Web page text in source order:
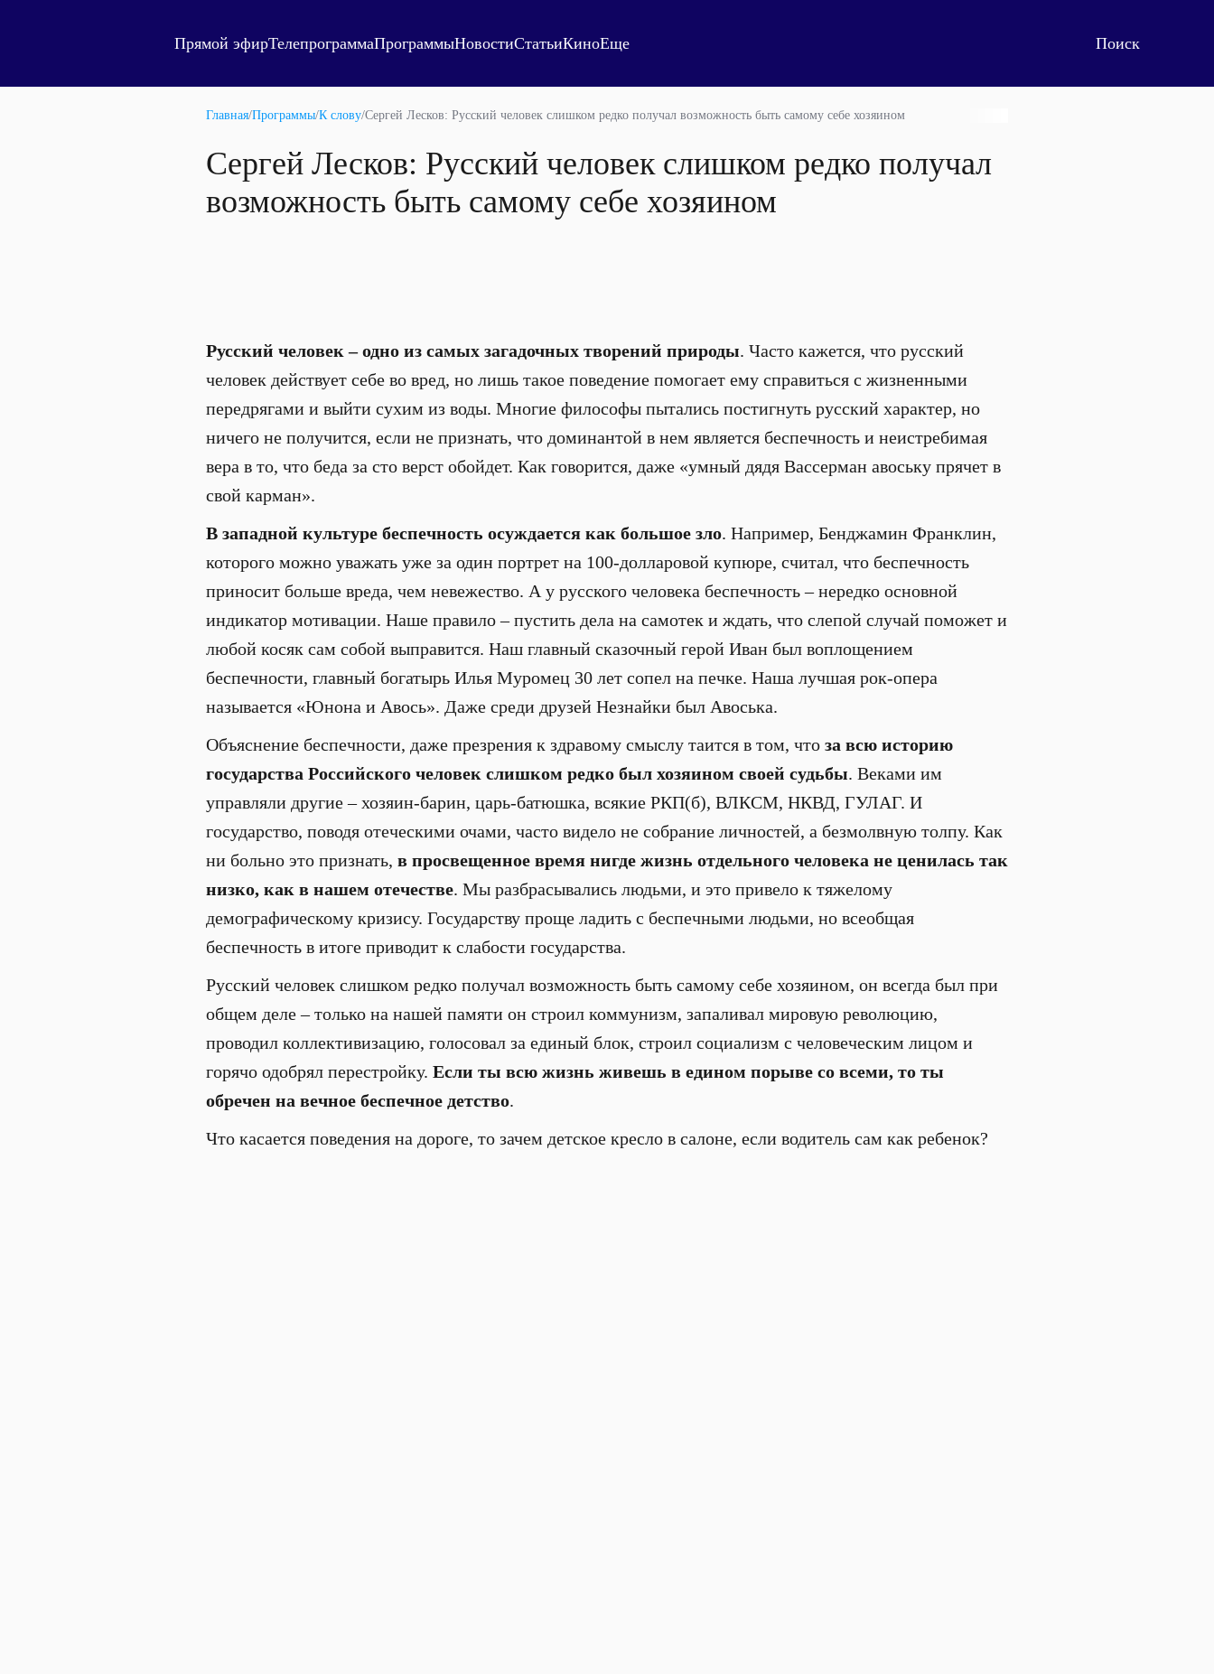
Прямой эфирТелепрограммаПрограммыНовостиСтатьиКиноЕще
Главная/Программы/К слову/Сергей Лесков: Русский человек слишком редко получал возможность быть самому себе хозяином
Сергей Лесков: Русский человек слишком редко получал
возможность быть самому себе хозяином
Русский человек – одно из самых загадочных творений природы. Часто кажется, что русский
человек действует себе во вред, но лишь такое поведение помогает ему справиться с жизненными
передрягами и выйти сухим из воды. Многие философы пытались постигнуть русский характер, но
ничего не получится, если не признать, что доминантой в нем является беспечность и неистребимая
вера в то, что беда за сто верст обойдет. Как говорится, даже «умный дядя Вассерман авоську прячет в
свой карман».
В западной культуре беспечность осуждается как большое зло. Например, Бенджамин Франклин,
которого можно уважать уже за один портрет на 100-долларовой купюре, считал, что беспечность
приносит больше вреда, чем невежество. А у русского человека беспечность – нередко основной
индикатор мотивации. Наше правило – пустить дела на самотек и ждать, что слепой случай поможет и
любой косяк сам собой выправится. Наш главный сказочный герой Иван был воплощением
беспечности, главный богатырь Илья Муромец 30 лет сопел на печке. Наша лучшая рок-опера
называется «Юнона и Авось». Даже среди друзей Незнайки был Авоська.
Объяснение беспечности, даже презрения к здравому смыслу таится в том, что за всю историю
государства Российского человек слишком редко был хозяином своей судьбы. Веками им
управляли другие – хозяин-барин, царь-батюшка, всякие РКП(б), ВЛКСМ, НКВД, ГУЛАГ. И
государство, поводя отеческими очами, часто видело не собрание личностей, а безмолвную толпу. Как
ни больно это признать, в просвещенное время нигде жизнь отдельного человека не ценилась так
низко, как в нашем отечестве. Мы разбрасывались людьми, и это привело к тяжелому
демографическому кризису. Государству проще ладить с беспечными людьми, но всеобщая
беспечность в итоге приводит к слабости государства.
Русский человек слишком редко получал возможность быть самому себе хозяином, он всегда был при
общем деле – только на нашей памяти он строил коммунизм, запаливал мировую революцию,
проводил коллективизацию, голосовал за единый блок, строил социализм с человеческим лицом и
горячо одобрял перестройку. Если ты всю жизнь живешь в едином порыве со всеми, то ты
обречен на вечное беспечное детство.
Что касается поведения на дороге, то зачем детское кресло в салоне, если водитель сам как ребенок?